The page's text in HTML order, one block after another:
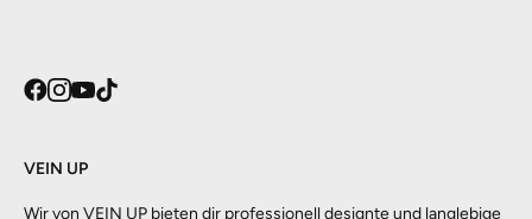
VEIN UP
Wir von VEIN UP bieten dir professionell designte und langlebige